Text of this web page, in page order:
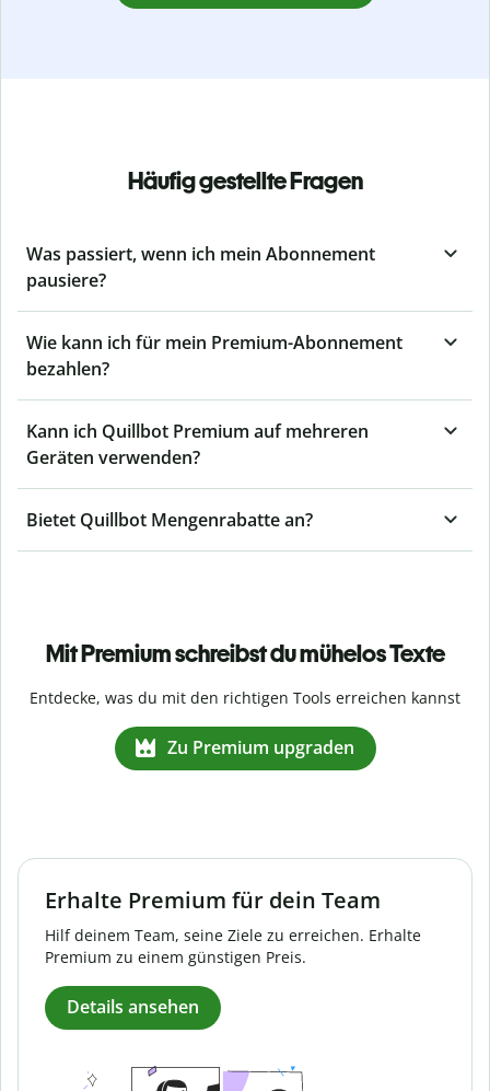
Häufig gestellte Fragen
Was passiert, wenn ich mein Abonnement
pausiere?
Wie kann ich für mein Premium-Abonnement
bezahlen?
Kann ich Quillbot Premium auf mehreren
Geräten verwenden?
Bietet Quillbot Mengenrabatte an?
Mit Premium schreibst du mühelos Texte
Entdecke, was du mit den richtigen Tools erreichen kannst
Zu Premium upgraden
Erhalte Premium für dein Team
Hilf deinem Team, seine Ziele zu erreichen. Erhalte
Premium zu einem günstigen Preis.
Details ansehen